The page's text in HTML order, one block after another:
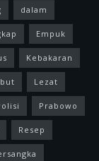
dalam
Empuk
Kebakaran
Lezat
Prabowo
Resep